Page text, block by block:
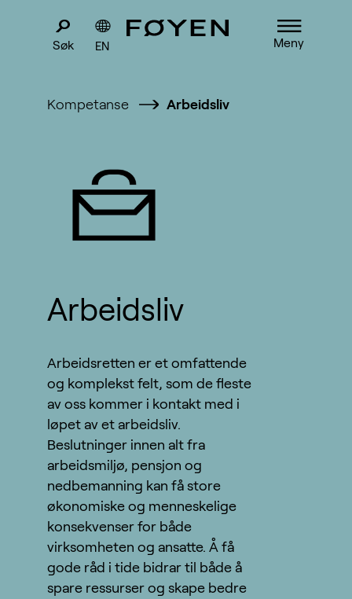
Søk EN Meny
Kompetanse Arbeidsliv
Arbeidsliv
Arbeidsretten er et omfattende
og komplekst felt, som de fleste
av oss kommer i kontakt med i
løpet av et arbeidsliv.
Beslutninger innen alt fra
arbeidsmiljø, pensjon og
nedbemanning kan få store
økonomiske og menneskelige
konsekvenser for både
virksomheten og ansatte. Å få
gode råd i tide bidrar til både å
spare ressurser og skape bedre